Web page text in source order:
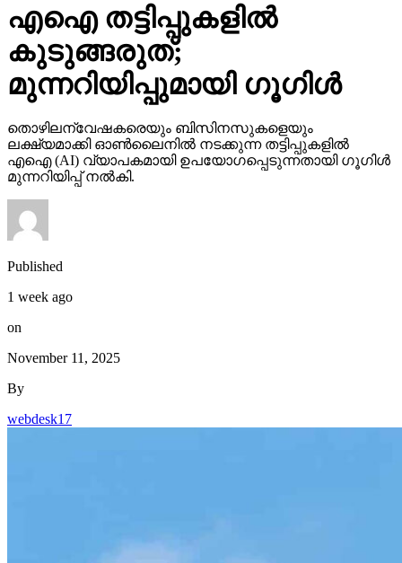
എഐ തട്ടിപ്പുകളില്‍
കുടുങ്ങരുത്;
മുന്നറിയിപ്പുമായി ഗൂഗിള്‍
തൊഴിലന്വേഷകരെയും ബിസിനസുകളെയും
ലക്ഷ്യമാക്കി ഓണ്‍ലൈനില്‍ നടക്കുന്ന തട്ടിപ്പുകളില്‍
എഐ (AI) വ്യാപകമായി ഉപയോഗപ്പെടുന്നതായി ഗൂഗിള്‍
മുന്നറിയിപ്പ് നല്‍കി.
Published
1 week ago
on
November 11, 2025
By
webdesk17